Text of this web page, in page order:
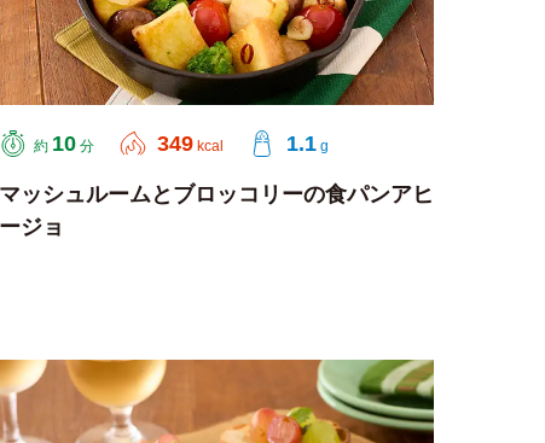
約 10 分 349 kcal 1.1 g
マッシュルームとブロッコリーの食パンアヒ
ージョ